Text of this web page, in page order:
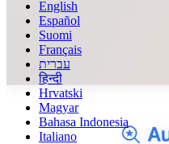
English
Español
Suomi
Français
עברית
हिन्दी
Hrvatski
Magyar
Bahasa Indonesia
Italiano